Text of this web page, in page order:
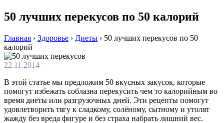
50 лучших перекусов по 50 калорий
Главная › Здоровье › Диеты › 50 лучших перекусов по 50
калорий
22.11.2014
В этой статье мы предложим 50 вкусных закусок, которые
помогут избежать соблазна перекусить чем то калорийным во
время диеты или разгрузочных дней. Эти рецепты помогут
удовлетворить тягу к сладкому, солёному, сытному и утолят
жажду без вреда фигуре и без страха набрать лишний вес.